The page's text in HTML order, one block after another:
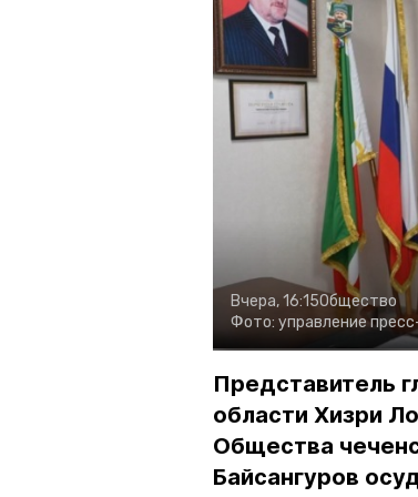
Вчера, 16:15Общество
Фото: управление
Представитель
области Хизри
Общества
Байсангуров